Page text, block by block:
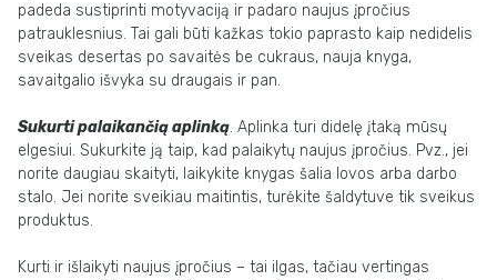
padeda sustiprinti motyvaciją ir padaro naujus įpročius
patrauklesnius. Tai gali būti kažkas tokio paprasto kaip nedidelis
sveikas desertas po savaitės be cukraus, nauja knyga,
savaitgalio išvyka su draugais ir pan.
Sukurti palaikančią aplinką. Aplinka turi didelę įtaką mūsų
elgesiui. Sukurkite ją taip, kad palaikytų naujus įpročius. Pvz., jei
norite daugiau skaityti, laikykite knygas šalia lovos arba darbo
stalo. Jei norite sveikiau maitintis, turėkite šaldytuve tik sveikus
produktus.
Kurti ir išlaikyti naujus įpročius – tai ilgas, tačiau vertingas